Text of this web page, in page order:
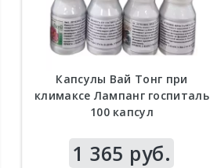
Капсулы Вай Тонг при
климаксе Лампанг госпиталь
100 капсул
1 365 руб.